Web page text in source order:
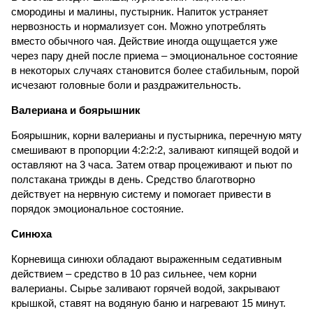
смородины и малины, пустырник. Напиток устраняет
нервозность и нормализует сон. Можно употреблять
вместо обычного чая. Действие иногда ощущается уже
через пару дней после приема – эмоциональное состояние
в некоторых случаях становится более стабильным, порой
исчезают головные боли и раздражительность.
Валериана и боярышник
Боярышник, корни валерианы и пустырника, перечную мяту
смешивают в пропорции 4:2:2:2, заливают кипящей водой и
оставляют на 3 часа. Затем отвар процеживают и пьют по
полстакана трижды в день. Средство благотворно
действует на нервную систему и помогает привести в
порядок эмоциональное состояние.
Синюха
Корневища синюхи обладают выраженным седативным
действием – средство в 10 раз сильнее, чем корни
валерианы. Сырье заливают горячей водой, закрывают
крышкой, ставят на водяную баню и нагревают 15 минут.